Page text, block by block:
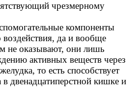
чрезмерному
компоненты
воздействия, да и вообще
не оказывают, они лишь
активных веществ через
то есть способствует
в двенадцатиперстной кишке и